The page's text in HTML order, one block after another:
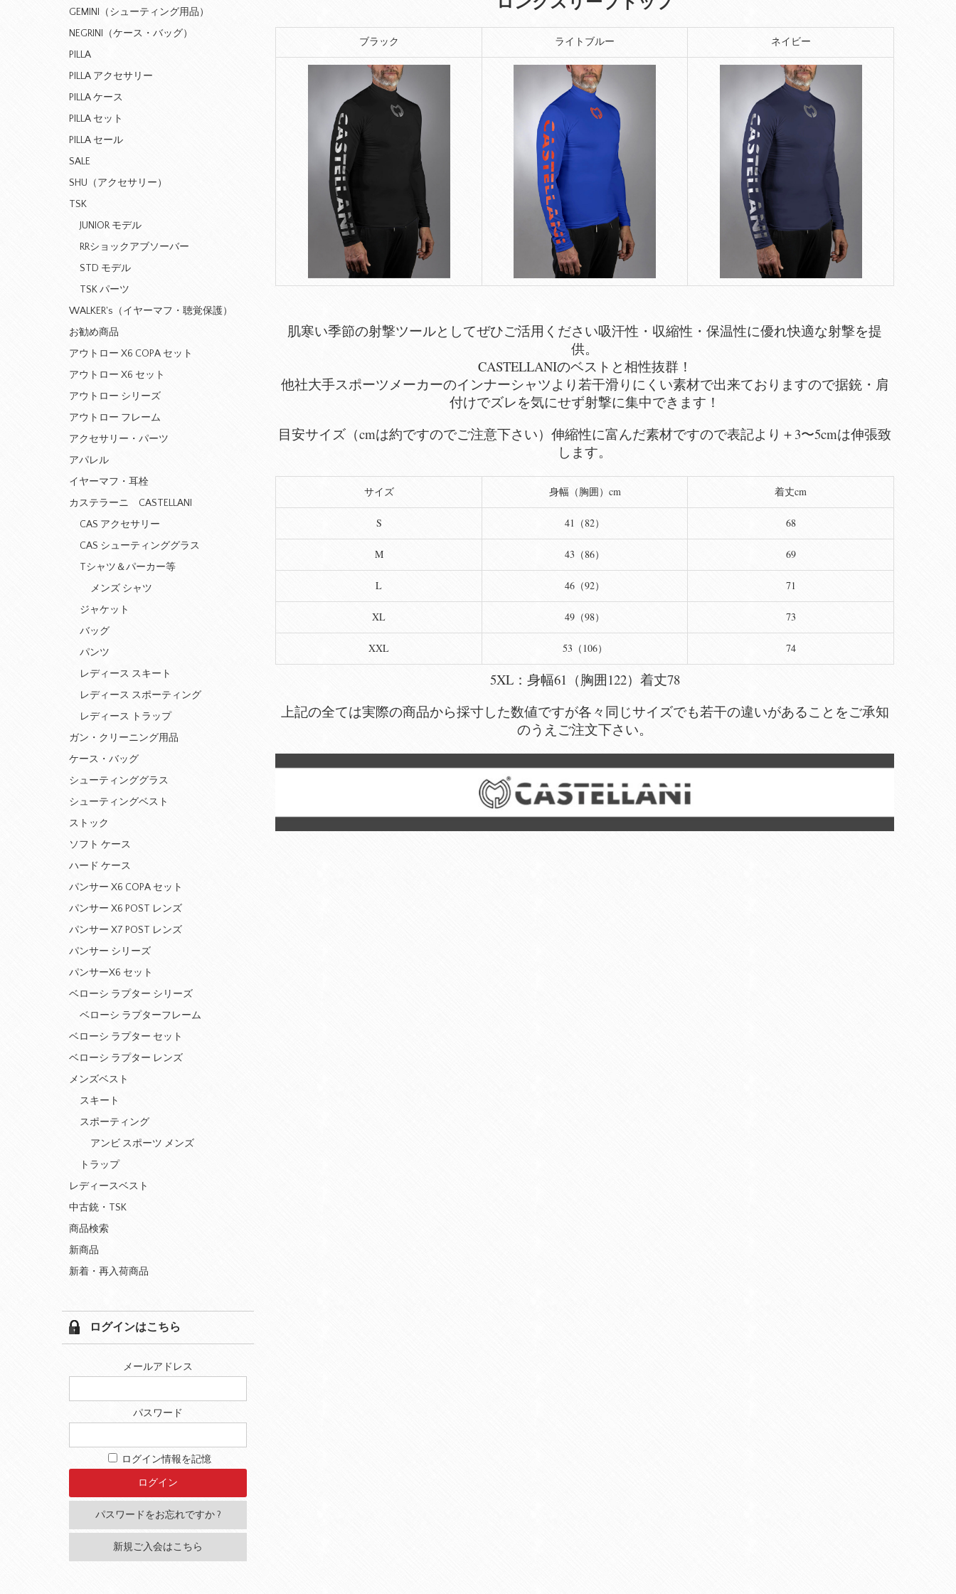
ブラック ライトブルー ネイビー
肌寒い季節の射撃ツールとしてぜひご活用ください吸汗性・収縮性・保温性に優れ快適な射撃を提
供。
CASTELLANIのベストと相性抜群！
他社大手スポーツメーカーのインナーシャツより若干滑りにくい素材で出来ておりますので据銃・肩
付けでズレを気にせず射撃に集中できます！
目安サイズ（cmは約ですのでご注意下さい）伸縮性に富んだ素材ですので表記より＋3〜5cmは伸張致
します。
サイズ 身幅（胸囲）cm 着丈cm
S 41（82） 68
M 43（86） 69
L 46（92） 71
XL 49（98） 73
XXL 53（106） 74
5XL：身幅61（胸囲122）着丈78
上記の全ては実際の商品から採寸した数値ですが各々同じサイズでも若干の違いがあることをご承知
のうえご注文下さい。
GEMINI（シューティング用品）
NEGRINI（ケース・バッグ）
PILLA
PILLA アクセサリー
PILLA ケース
PILLA セット
PILLA セール
SALE
SHU（アクセサリー）
TSK
JUNIOR モデル
RRショックアブソーバー
STD モデル
TSK パーツ
WALKER's（イヤーマフ・聴覚保護）
お勧め商品
アウトロー X6 COPA セット
アウトロー X6 セット
アウトロー シリーズ
アウトロー フレーム
アクセサリー・パーツ
アパレル
イヤーマフ・耳栓
カステラーニ CASTELLANI
CAS アクセサリー
CAS シューティンググラス
Tシャツ＆パーカー等
メンズ シャツ
ジャケット
バッグ
パンツ
レディース スキート
レディース スポーティング
レディース トラップ
ガン・クリーニング用品
ケース・バッグ
シューティンググラス
シューティングベスト
ストック
ソフト ケース
ハード ケース
パンサー X6 COPA セット
パンサー X6 POST レンズ
パンサー X7 POST レンズ
パンサー シリーズ
パンサーX6 セット
ベローシ ラプター シリーズ
ベローシ ラプターフレーム
ベローシ ラプター セット
ベローシ ラプター レンズ
メンズベスト
スキート
スポーティング
アンビ スポーツ メンズ
トラップ
レディースベスト
中古銃・TSK
商品検索
新商品
新着・再入荷商品
ログインはこちら
メールアドレス
パスワード
ログイン情報を記憶
パスワードをお忘れですか ?
新規ご入会はこちら